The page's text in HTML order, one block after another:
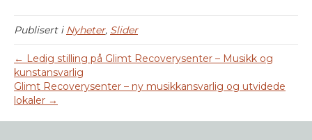
Publisert i Nyheter, Slider
← Ledig stilling på Glimt Recoverysenter – Musikk og
kunstansvarlig
Glimt Recoverysenter – ny musikkansvarlig og utvidede
lokaler →